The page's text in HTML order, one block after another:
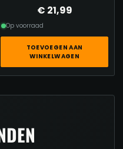
€ 21,99
Op voorraad
TOEVOEGEN AAN
WINKELWAGEN